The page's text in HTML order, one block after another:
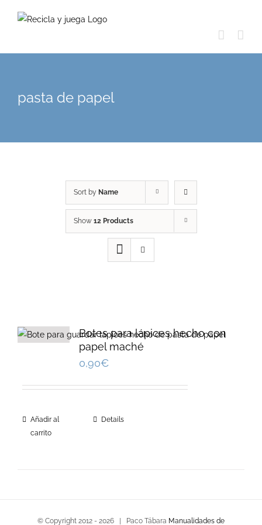
pasta de papel
Sort by Name
Show 12 Products
Botes para lápices hecho con
papel maché
0,90€
Añadir al
carrito
Details
© Copyright 2012 - 2026 | Paco Tábara Manualidades de